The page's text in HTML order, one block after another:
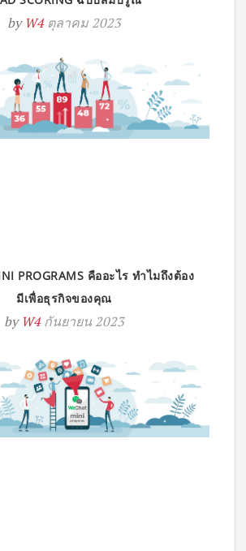
by W4 ตุลาคม 2023
PROGRAMS คืออะไร ทำไมถึงต้อง
มีเพื่อธุรกิจของคุณ
by W4 กันยายน 2023